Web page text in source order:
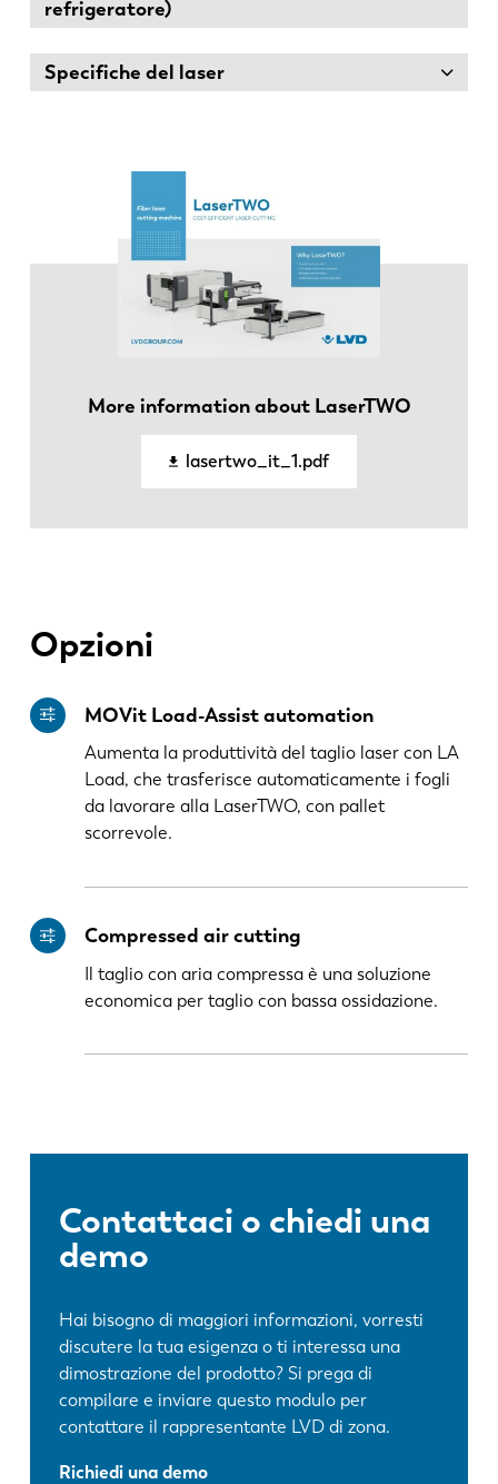
refrigeratore)
Specifiche del laser
More information about LaserTWO
lasertwo_it_1.pdf
Opzioni
MOVit Load-Assist automation
Aumenta la produttività del taglio laser con LA
Load, che trasferisce automaticamente i fogli
da lavorare alla LaserTWO, con pallet
scorrevole.
Compressed air cutting
Il taglio con aria compressa è una soluzione
economica per taglio con bassa ossidazione.
Contattaci o chiedi una
demo
Hai bisogno di maggiori informazioni, vorresti
discutere la tua esigenza o ti interessa una
dimostrazione del prodotto? Si prega di
compilare e inviare questo modulo per
contattare il rappresentante LVD di zona.
Richiedi una demo
NL
EN-US
PT-PT
PL SK